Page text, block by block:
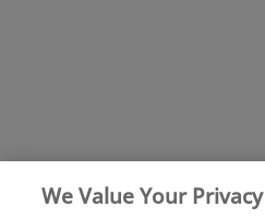
We Value Your Privacy